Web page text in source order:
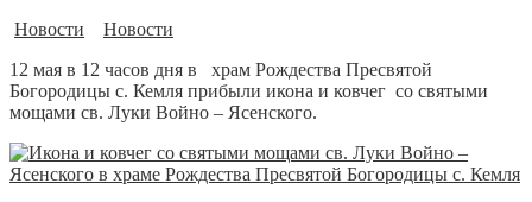
Новости
Новости
12 мая в 12 часов дня в храм Рождества Пресвятой
Богородицы с. Кемля прибыли икона и ковчег со святыми
мощами св. Луки Войно – Ясенского.